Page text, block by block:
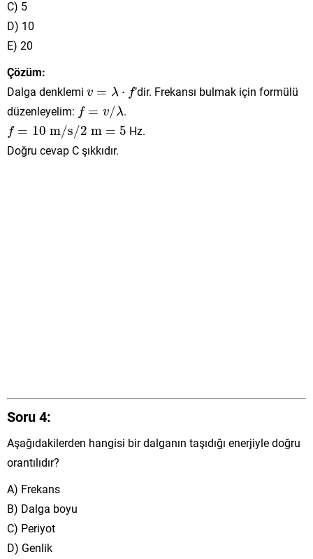
C) 5
D) 10
E) 20
Çözüm:
Dalga denklemi v = λ ⋅ f
v f
’dir. Frekansı bulmak için formülü
düzenleyelim: f = v/λ
f= .
f = 10 m/s/2 m = 5
f= 10m/s / m
Hz.
Doğru cevap C şıkkıdır.
Soru 4:
Aşağıdakilerden hangisi bir dalganın taşıdığı enerjiyle doğru
orantılıdır?
A) Frekans
B) Dalga boyu
C) Periyot
D) Genlik